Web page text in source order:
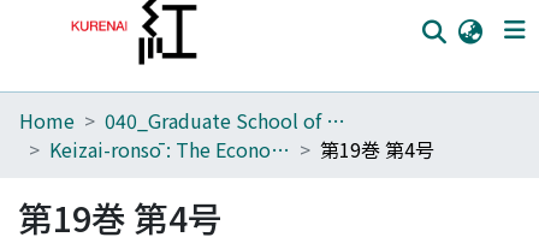
Home
Browse
Home
040_Graduate School of Economics
Keizai-ronsō : The Economic Review
第19巻 第4号
第19巻 第4号